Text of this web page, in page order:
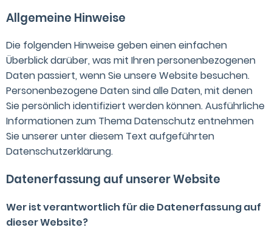
Allgemeine Hinweise
Die folgenden Hinweise geben einen einfachen
Überblick darüber, was mit Ihren personenbezogenen
Daten passiert, wenn Sie unsere Website besuchen.
Personenbezogene Daten sind alle Daten, mit denen
Sie persönlich identifiziert werden können. Ausführliche
Informationen zum Thema Datenschutz entnehmen
Sie unserer unter diesem Text aufgeführten
Datenschutzerklärung.
Datenerfassung auf unserer Website
Wer ist verantwortlich für die Datenerfassung auf
dieser Website?